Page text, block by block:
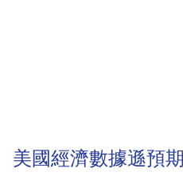
美國經濟數據遜預期